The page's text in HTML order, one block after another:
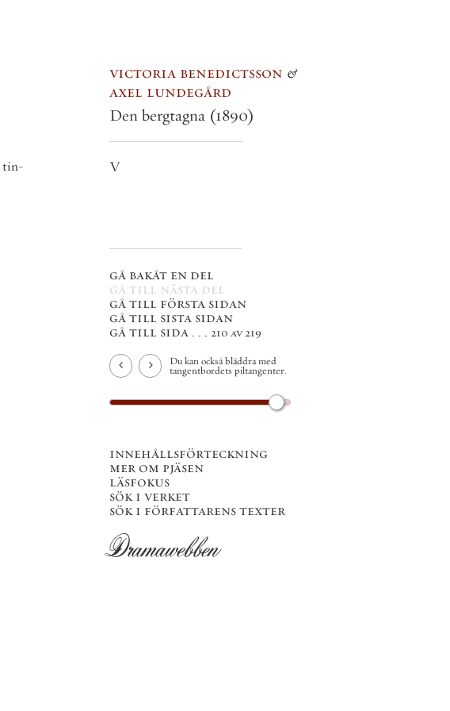
tin-
victoria benedictsson &
axel lundegård
Den bergtagna (1890)
V
gå bakåt en del
gå till nästa del
gå till första sidan
gå till sista sidan
gå till sida . . . 210 av 219
Du kan också bläddra med
tangentbordets piltangenter.
innehållsförteckning
mer om pjäsen
läsfokus
sök i verket
sök i författarens texter